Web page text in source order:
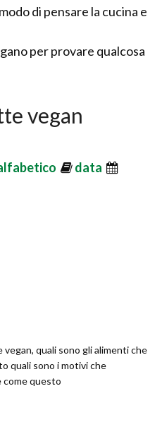
di pensare la cucina e
per provare qualcosa
vegan
data
quali sono gli alimenti che
quali sono i motivi che
come questo